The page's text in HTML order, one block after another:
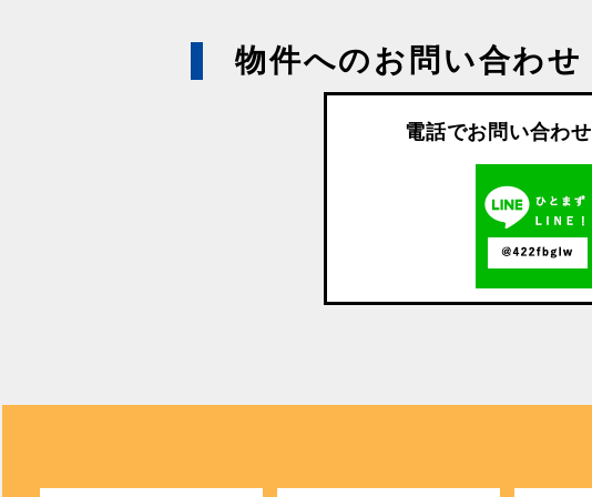
物件へのお問い合わせ
電話でお問い合わせ